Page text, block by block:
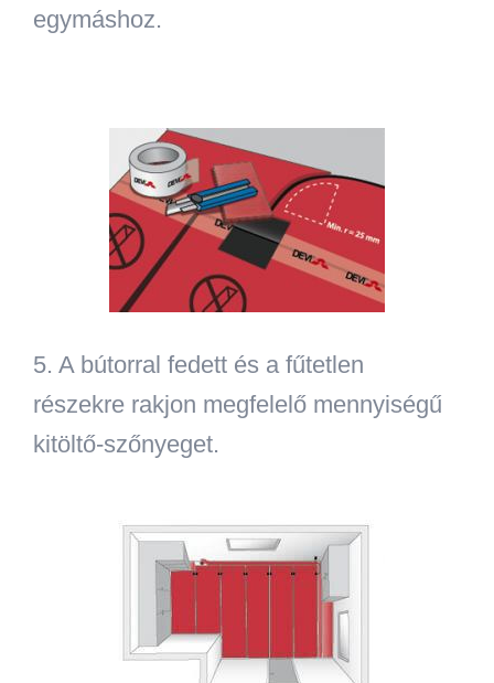
egymáshoz.
5. A bútorral fedett és a fűtetlen
részekre rakjon megfelelő mennyiségű
kitöltő-szőnyeget.